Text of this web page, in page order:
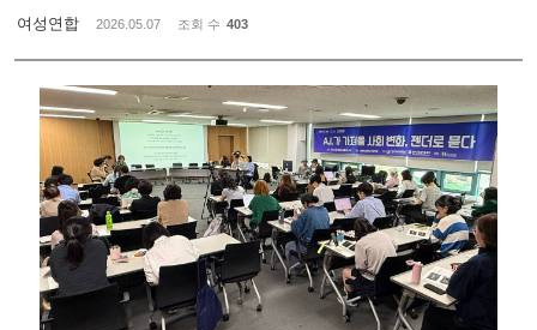
여성연합 2026.05.07 조회 수 403